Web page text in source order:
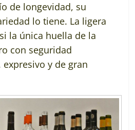
de longevidad, su
lo tiene. La ligera
la única huella de la
con seguridad
expresivo y de gran